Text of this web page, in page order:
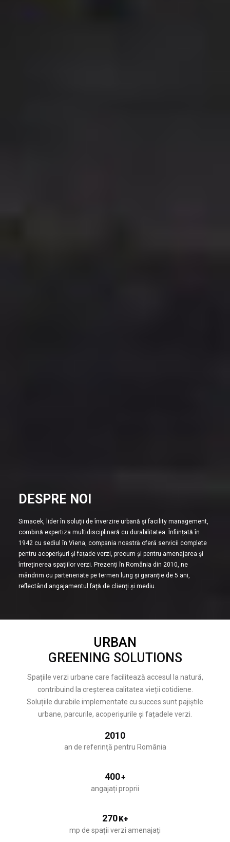
DESPRE NOI
Simacek, lider în soluții de înverzire urbană și facility management,
combină expertiza multidisciplinară cu durabilitatea. Înființată în
1942 cu sediul în Viena, compania noastră oferă servicii complete
pentru acoperișuri și fațade verzi, precum și pentru amenajarea și
întreținerea spațiilor verzi. Prezenți în România din 2010, ne
mândrim cu parteneriate pe termen lung și garanție de 5 ani,
reflectând angajamentul față de clienți și mediu.
URBAN
GREENING SOLUTIONS
Spațiile verzi urbane care facilitează accesul la natură,
contribuind la creșterea calitatea vieții cotidiene.
Soluțiile durabile implementate cu succes sunt pajiștile
urbane, parcurile, acoperișurile și fațadele verzi.
2010
an de referință pentru România
400+
angajați proprii
270K+
mp de spații verzi amenajați